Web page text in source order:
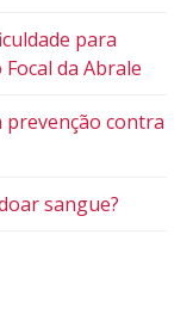
para
da Abrale
prevenção contra
sangue?